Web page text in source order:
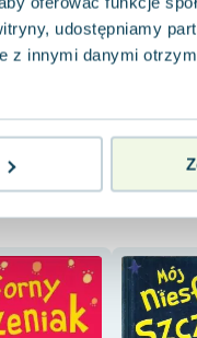
udostępniamy
z innymi danymi
Do